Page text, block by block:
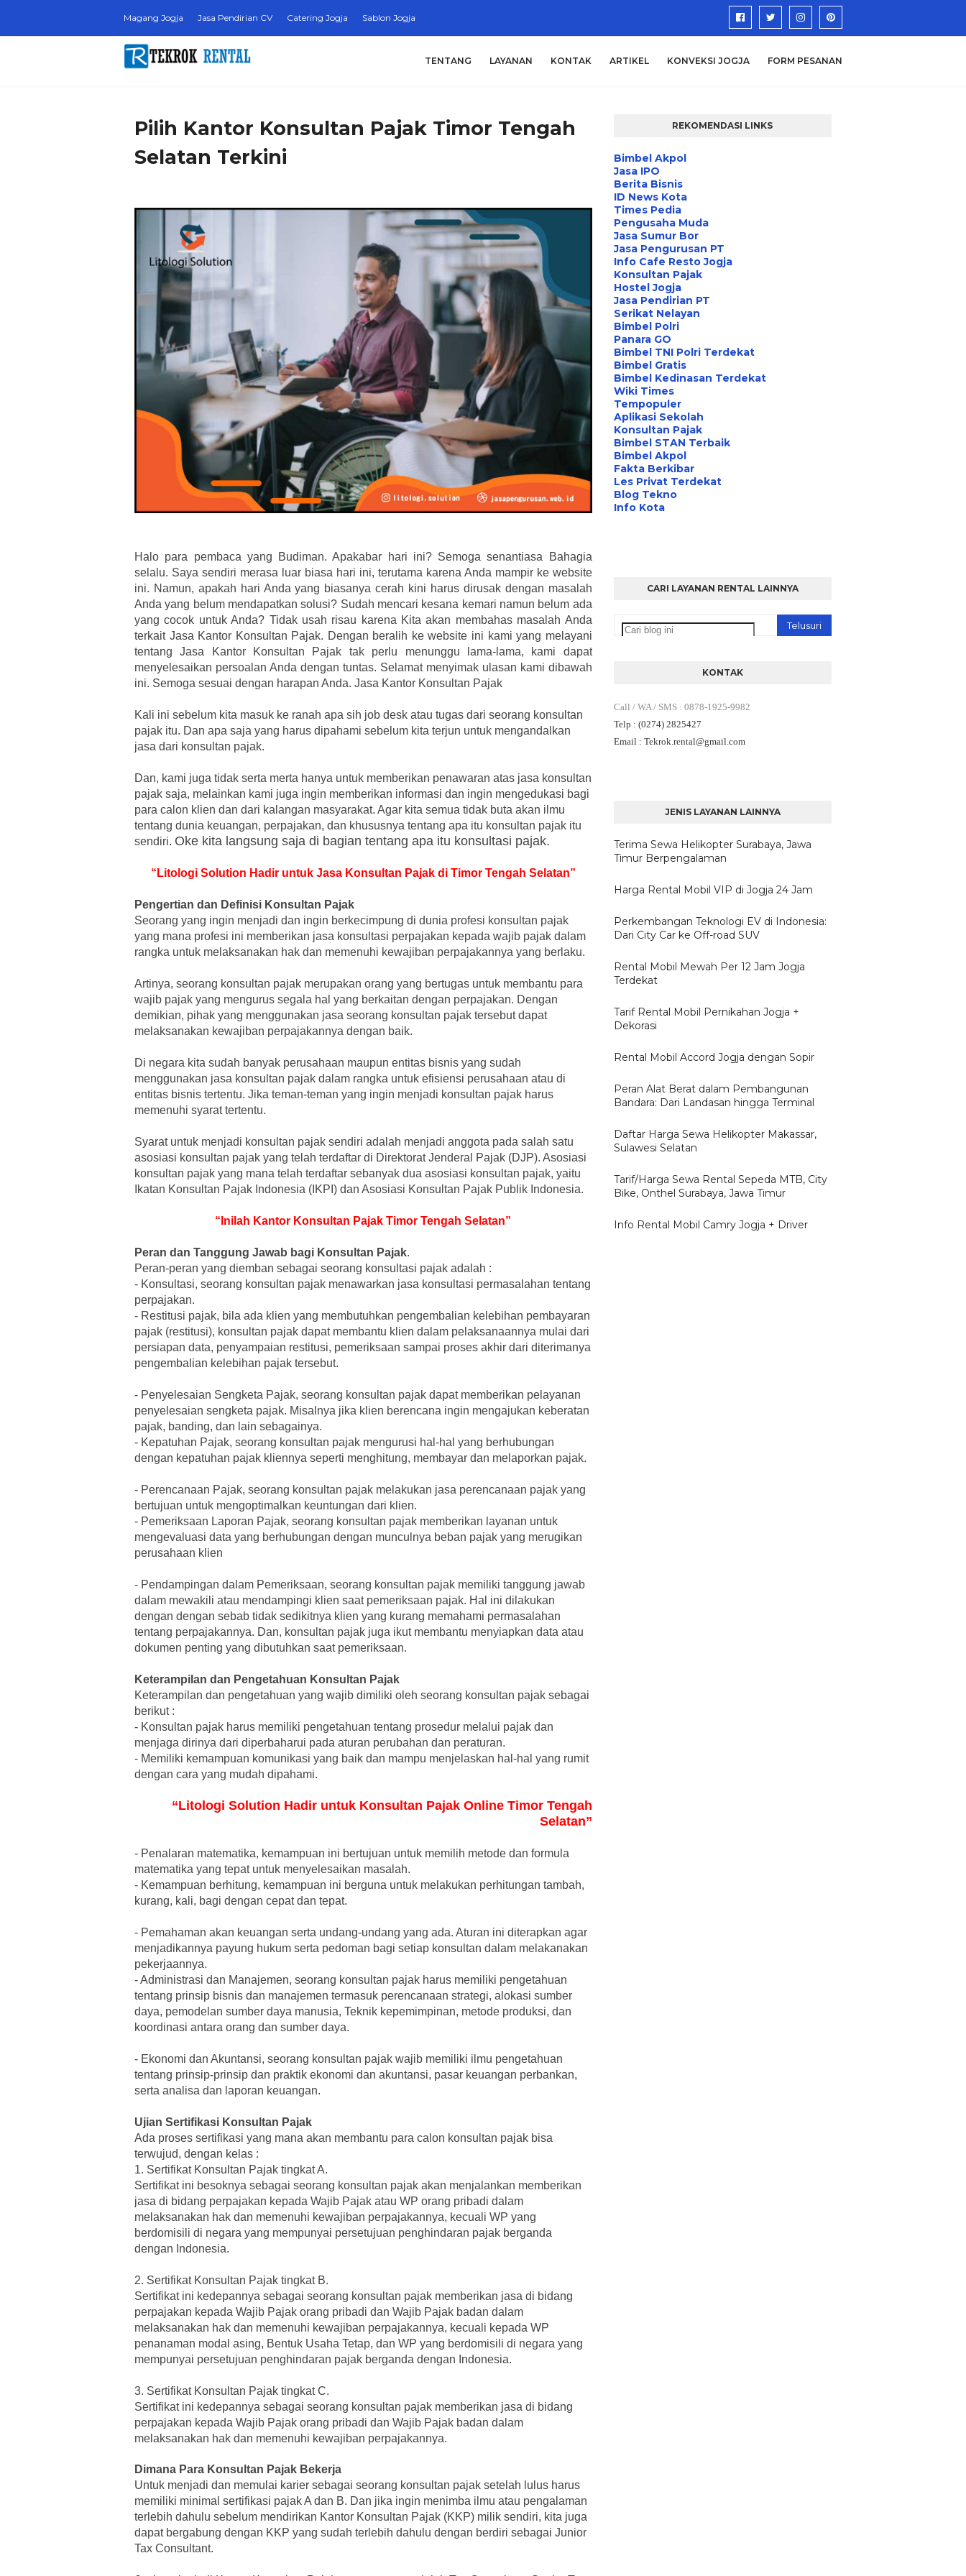
Magang Jogja Jasa Pendirian CV Catering Jogja Sablon Jogja
TENTANG LAYANAN KONTAK ARTIKEL KONVEKSI JOGJA FORM PESANAN
Pilih Kantor Konsultan Pajak Timor Tengah
Selatan Terkini
Halo para pembaca yang Budiman. Apakabar hari ini? Semoga senantiasa Bahagia
selalu. Saya sendiri merasa luar biasa hari ini, terutama karena Anda mampir ke website
ini. Namun, apakah hari Anda yang biasanya cerah kini harus dirusak dengan masalah
Anda yang belum mendapatkan solusi? Sudah mencari kesana kemari namun belum ada
yang cocok untuk Anda? Tidak usah risau karena Kita akan membahas masalah Anda
terkait Jasa Kantor Konsultan Pajak. Dengan beralih ke website ini kami yang melayani
tentang Jasa Kantor Konsultan Pajak tak perlu menunggu lama-lama, kami dapat
menyelesaikan persoalan Anda dengan tuntas. Selamat menyimak ulasan kami dibawah
ini. Semoga sesuai dengan harapan Anda. Jasa Kantor Konsultan Pajak
Kali ini sebelum kita masuk ke ranah apa sih job desk atau tugas dari seorang konsultan
pajak itu. Dan apa saja yang harus dipahami sebelum kita terjun untuk mengandalkan
jasa dari konsultan pajak.
Dan, kami juga tidak serta merta hanya untuk memberikan penawaran atas jasa konsultan
pajak saja, melainkan kami juga ingin memberikan informasi dan ingin mengedukasi bagi
para calon klien dan dari kalangan masyarakat. Agar kita semua tidak buta akan ilmu
tentang dunia keuangan, perpajakan, dan khususnya tentang apa itu konsultan pajak itu
sendiri. Oke kita langsung saja di bagian tentang apa itu konsultasi pajak.
“Litologi Solution Hadir untuk Jasa Konsultan Pajak di Timor Tengah Selatan”
Pengertian dan Definisi Konsultan Pajak
Seorang yang ingin menjadi dan ingin berkecimpung di dunia profesi konsultan pajak
yang mana profesi ini memberikan jasa konsultasi perpajakan kepada wajib pajak dalam
rangka untuk melaksanakan hak dan memenuhi kewajiban perpajakannya yang berlaku.
Artinya, seorang konsultan pajak merupakan orang yang bertugas untuk membantu para
wajib pajak yang mengurus segala hal yang berkaitan dengan perpajakan. Dengan
demikian, pihak yang menggunakan jasa seorang konsultan pajak tersebut dapat
melaksanakan kewajiban perpajakannya dengan baik.
Di negara kita sudah banyak perusahaan maupun entitas bisnis yang sudah
menggunakan jasa konsultan pajak dalam rangka untuk efisiensi perusahaan atau di
entitas bisnis tertentu. Jika teman-teman yang ingin menjadi konsultan pajak harus
memenuhi syarat tertentu.
Syarat untuk menjadi konsultan pajak sendiri adalah menjadi anggota pada salah satu
asosiasi konsultan pajak yang telah terdaftar di Direktorat Jenderal Pajak (DJP). Asosiasi
konsultan pajak yang mana telah terdaftar sebanyak dua asosiasi konsultan pajak, yaitu
Ikatan Konsultan Pajak Indonesia (IKPI) dan Asosiasi Konsultan Pajak Publik Indonesia.
“Inilah Kantor Konsultan Pajak Timor Tengah Selatan”
Peran dan Tanggung Jawab bagi Konsultan Pajak.
Peran-peran yang diemban sebagai seorang konsultasi pajak adalah :
- Konsultasi, seorang konsultan pajak menawarkan jasa konsultasi permasalahan tentang
perpajakan.
- Restitusi pajak, bila ada klien yang membutuhkan pengembalian kelebihan pembayaran
pajak (restitusi), konsultan pajak dapat membantu klien dalam pelaksanaannya mulai dari
persiapan data, penyampaian restitusi, pemeriksaan sampai proses akhir dari diterimanya
pengembalian kelebihan pajak tersebut.
- Penyelesaian Sengketa Pajak, seorang konsultan pajak dapat memberikan pelayanan
penyelesaian sengketa pajak. Misalnya jika klien berencana ingin mengajukan keberatan
pajak, banding, dan lain sebagainya.
- Kepatuhan Pajak, seorang konsultan pajak mengurusi hal-hal yang berhubungan
dengan kepatuhan pajak kliennya seperti menghitung, membayar dan melaporkan pajak.
- Perencanaan Pajak, seorang konsultan pajak melakukan jasa perencanaan pajak yang
bertujuan untuk mengoptimalkan keuntungan dari klien.
- Pemeriksaan Laporan Pajak, seorang konsultan pajak memberikan layanan untuk
mengevaluasi data yang berhubungan dengan munculnya beban pajak yang merugikan
perusahaan klien
- Pendampingan dalam Pemeriksaan, seorang konsultan pajak memiliki tanggung jawab
dalam mewakili atau mendampingi klien saat pemeriksaan pajak. Hal ini dilakukan
dengan dengan sebab tidak sedikitnya klien yang kurang memahami permasalahan
tentang perpajakannya. Dan, konsultan pajak juga ikut membantu menyiapkan data atau
dokumen penting yang dibutuhkan saat pemeriksaan.
Keterampilan dan Pengetahuan Konsultan Pajak
Keterampilan dan pengetahuan yang wajib dimiliki oleh seorang konsultan pajak sebagai
berikut :
- Konsultan pajak harus memiliki pengetahuan tentang prosedur melalui pajak dan
menjaga dirinya dari diperbaharui pada aturan perubahan dan peraturan.
- Memiliki kemampuan komunikasi yang baik dan mampu menjelaskan hal-hal yang rumit
dengan cara yang mudah dipahami.
“Litologi Solution Hadir untuk Konsultan Pajak Online Timor Tengah
Selatan”
- Penalaran matematika, kemampuan ini bertujuan untuk memilih metode dan formula
matematika yang tepat untuk menyelesaikan masalah.
- Kemampuan berhitung, kemampuan ini berguna untuk melakukan perhitungan tambah,
kurang, kali, bagi dengan cepat dan tepat.
- Pemahaman akan keuangan serta undang-undang yang ada. Aturan ini diterapkan agar
menjadikannya payung hukum serta pedoman bagi setiap konsultan dalam melakanakan
pekerjaannya.
-Administrasi dan Manajemen, seorang konsultan pajak harus memiliki pengetahuan
tentang prinsip bisnis dan manajemen termasuk perencanaan strategi, alokasi sumber
daya, pemodelan sumber daya manusia, Teknik kepemimpinan, metode produksi, dan
koordinasi antara orang dan sumber daya.
- Ekonomi dan Akuntansi, seorang konsultan pajak wajib memiliki ilmu pengetahuan
tentang prinsip-prinsip dan praktik ekonomi dan akuntansi, pasar keuangan perbankan,
serta analisa dan laporan keuangan.
Ujian Sertifikasi Konsultan Pajak
Ada proses sertifikasi yang mana akan membantu para calon konsultan pajak bisa
terwujud, dengan kelas :
1. Sertifikat Konsultan Pajak tingkat A.
Sertifikat ini besoknya sebagai seorang konsultan pajak akan menjalankan memberikan
jasa di bidang perpajakan kepada Wajib Pajak atau WP orang pribadi dalam
melaksanakan hak dan memenuhi kewajiban perpajakannya, kecuali WP yang
berdomisili di negara yang mempunyai persetujuan penghindaran pajak berganda
dengan Indonesia.
2. Sertifikat Konsultan Pajak tingkat B.
Sertifikat ini kedepannya sebagai seorang konsultan pajak memberikan jasa di bidang
perpajakan kepada Wajib Pajak orang pribadi dan Wajib Pajak badan dalam
melaksanakan hak dan memenuhi kewajiban perpajakannya, kecuali kepada WP
penanaman modal asing, Bentuk Usaha Tetap, dan WP yang berdomisili di negara yang
mempunyai persetujuan penghindaran pajak berganda dengan Indonesia.
3. Sertifikat Konsultan Pajak tingkat C.
Sertifikat ini kedepannya sebagai seorang konsultan pajak memberikan jasa di bidang
perpajakan kepada Wajib Pajak orang pribadi dan Wajib Pajak badan dalam
melaksanakan hak dan memenuhi kewajiban perpajakannya.
Dimana Para Konsultan Pajak Bekerja
Untuk menjadi dan memulai karier sebagai seorang konsultan pajak setelah lulus harus
memiliki minimal sertifikasi pajak A dan B. Dan jika ingin menimba ilmu atau pengalaman
terlebih dahulu sebelum mendirikan Kantor Konsultan Pajak (KKP) milik sendiri, kita juga
dapat bergabung dengan KKP yang sudah terlebih dahulu dengan berdiri sebagai Junior
Tax Consultant.
REKOMENDASI LINKS
Bimbel Akpol
Jasa IPO
Berita Bisnis
ID News Kota
Times Pedia
Pengusaha Muda
Jasa Sumur Bor
Jasa Pengurusan PT
Info Cafe Resto Jogja
Konsultan Pajak
Hostel Jogja
Jasa Pendirian PT
Serikat Nelayan
Bimbel Polri
Panara GO
Bimbel TNI Polri Terdekat
Bimbel Gratis
Bimbel Kedinasan Terdekat
Wiki Times
Tempopuler
Aplikasi Sekolah
Konsultan Pajak
Bimbel STAN Terbaik
Bimbel Akpol
Fakta Berkibar
Les Privat Terdekat
Blog Tekno
Info Kota
CARI LAYANAN RENTAL LAINNYA
KONTAK
Call / WA / SMS : 0878-1925-9982
Telp : (0274) 2825427
Email : Tekrok.rental@gmail.com
JENIS LAYANAN LAINNYA
Terima Sewa Helikopter Surabaya, Jawa
Timur Berpengalaman
Harga Rental Mobil VIP di Jogja 24 Jam
Perkembangan Teknologi EV di Indonesia:
Dari City Car ke Off-road SUV
Rental Mobil Mewah Per 12 Jam Jogja
Terdekat
Tarif Rental Mobil Pernikahan Jogja +
Dekorasi
Rental Mobil Accord Jogja dengan Sopir
Peran Alat Berat dalam Pembangunan
Bandara: Dari Landasan hingga Terminal
Daftar Harga Sewa Helikopter Makassar,
Sulawesi Selatan
Tarif/Harga Sewa Rental Sepeda MTB, City
Bike, Onthel Surabaya, Jawa Timur
Info Rental Mobil Camry Jogja + Driver